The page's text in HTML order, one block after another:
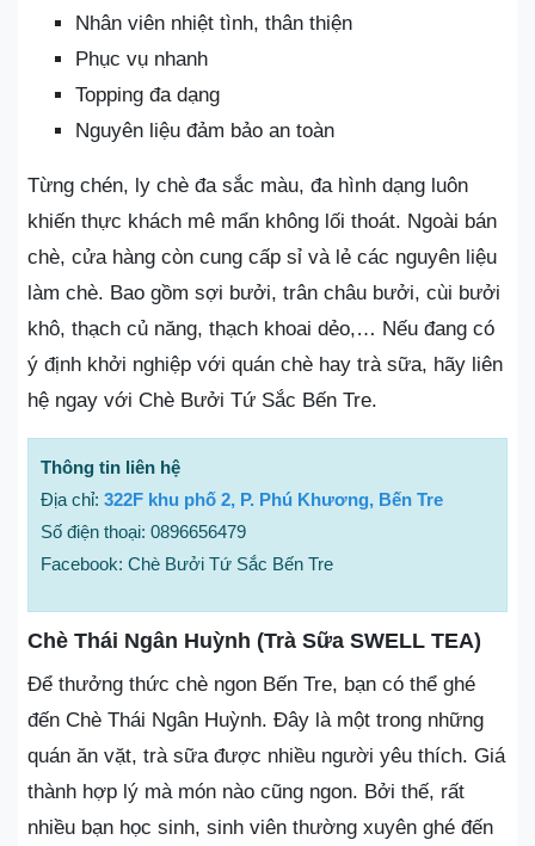
Nhân viên nhiệt tình, thân thiện
Phục vụ nhanh
Topping đa dạng
Nguyên liệu đảm bảo an toàn
Từng chén, ly chè đa sắc màu, đa hình dạng luôn
khiến thực khách mê mẩn không lối thoát. Ngoài bán
chè, cửa hàng còn cung cấp sỉ và lẻ các nguyên liệu
làm chè. Bao gồm sợi bưởi, trân châu bưởi, cùi bưởi
khô, thạch củ năng, thạch khoai dẻo,… Nếu đang có
ý định khởi nghiệp với quán chè hay trà sữa, hãy liên
hệ ngay với Chè Bưởi Tứ Sắc Bến Tre.
Thông tin liên hệ
Địa chỉ: 322F khu phố 2, P. Phú Khương, Bến Tre
Số điện thoại: 0896656479
Facebook: Chè Bưởi Tứ Sắc Bến Tre
Chè Thái Ngân Huỳnh (Trà Sữa SWELL TEA)
Để thưởng thức chè ngon Bến Tre, bạn có thể ghé
đến Chè Thái Ngân Huỳnh. Đây là một trong những
quán ăn vặt, trà sữa được nhiều người yêu thích. Giá
thành hợp lý mà món nào cũng ngon. Bởi thế, rất
nhiều bạn học sinh, sinh viên thường xuyên ghé đến